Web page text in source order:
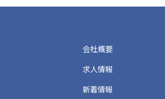
会社概要
求人情報
新着情報